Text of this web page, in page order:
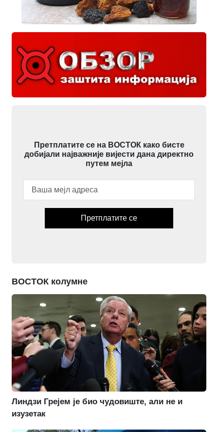
Претплатите се на ВОСТОК како бисте
добијали најважније вијести дана директно
путем мејла
Претплатите се
ВОСТОК колумне
Линдзи Грејем је био чудовиште, али не и
изузетак